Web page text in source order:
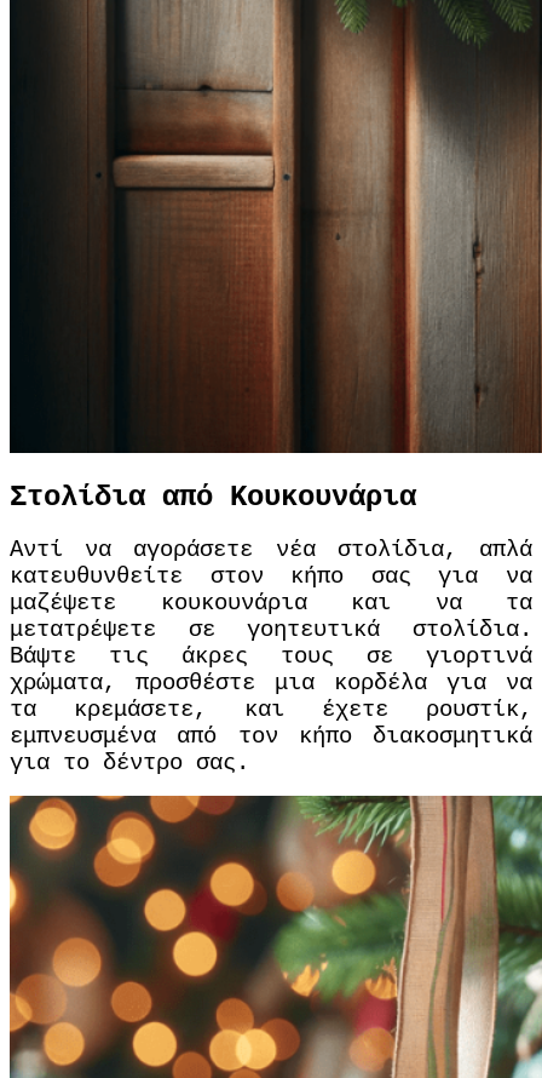
Στολίδια από Κουκουνάρια
Αντί να αγοράσετε νέα στολίδια, απλά
κατευθυνθείτε στον κήπο σας για να
μαζέψετε κουκουνάρια και να τα
μετατρέψετε σε γοητευτικά στολίδια.
Βάψτε τις άκρες τους σε γιορτινά
χρώματα, προσθέστε μια κορδέλα για να
τα κρεμάσετε, και έχετε ρουστίκ,
εμπνευσμένα από τον κήπο διακοσμητικά
για το δέντρο σας.